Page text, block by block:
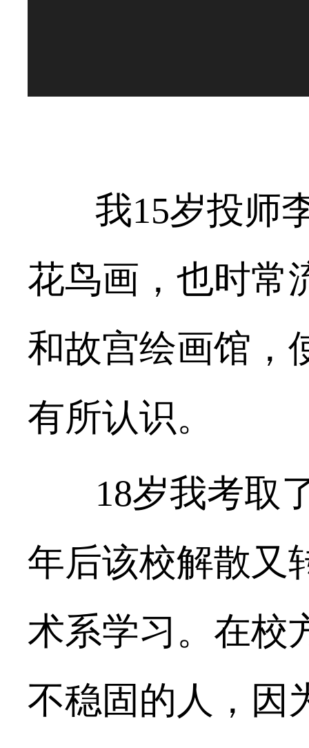
我15岁投师
花鸟画，也时常
和故宫绘画馆，
有所认识。
18岁我考取
年后该校解散又
术系学习。在校
不稳固的人，因